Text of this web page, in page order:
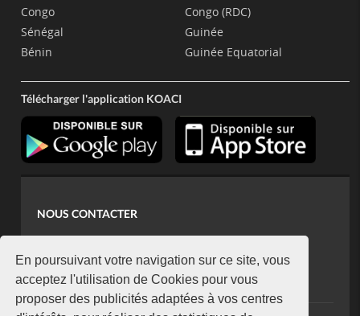
En poursuivant votre navigation sur ce site, vous
acceptez l'utilisation de Cookies pour vous
proposer des publicités adaptées à vos centres
Congo
Sénégal
Bénin
Congo (RDC)
Guinée
Guinée Equatorial
Télécharger l'application KOACI
NOUS CONTACTER
koaci@yahoo.fr
+225 07 08 85 52 93